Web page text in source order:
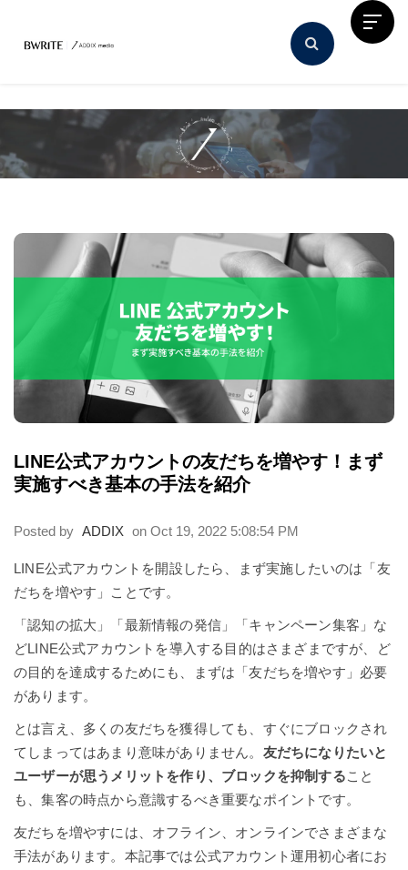
LINE公式アカウントの友だちを増やす！まず
実施すべき基本の手法を紹介
Posted by ADDIX on Oct 19, 2022 5:08:54 PM
LINE公式アカウントを開設したら、まず実施したいのは「友
だちを増やす」ことです。
「認知の拡大」「最新情報の発信」「キャンペーン集客」な
どLINE公式アカウントを導入する目的はさまざまですが、ど
の目的を達成するためにも、まずは「友だちを増やす」必要
があります。
とは言え、多くの友だちを獲得しても、すぐにブロックされ
てしまってはあまり意味がありません。 友だちになりたいと
ユーザーが思うメリットを作り、ブロックを抑制すること
も、集客の時点から意識するべき重要なポイントです。
友だちを増やすには、オフライン、オンラインでさまざまな
手法があります。本記事では公式アカウント運用初心者にお